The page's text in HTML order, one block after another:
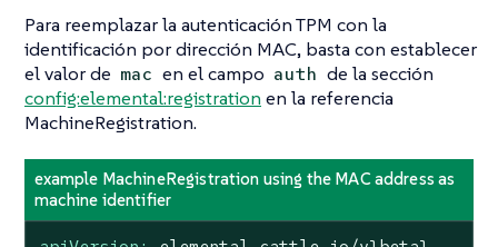
Para reemplazar la autenticación TPM con la
identificación por dirección MAC, basta con establecer
el valor de mac en el campo auth de la sección
config:elemental:registration en la referencia
MachineRegistration.
example MachineRegistration using the MAC address as
machine identifier